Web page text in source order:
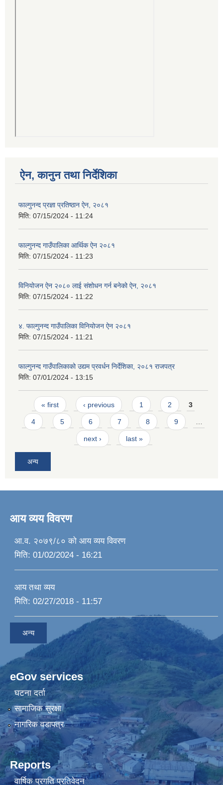
ऐन, कानुन तथा निर्देशिका
फाल्गुनन्द प्रज्ञा प्रतिष्ठान ऐन, २०८१
मिति: 07/15/2024 - 11:24
फाल्गुनन्द गाउँपालिका आर्थिक ऐन २०८१
मिति: 07/15/2024 - 11:23
विनियोजन ऐन २०८० लाई संशोधन गर्न बनेको ऐन, २०८१
मिति: 07/15/2024 - 11:22
४. फाल्गुनन्द गाउँपालिका विनियोजन ऐन २०८१
मिति: 07/15/2024 - 11:21
फाल्गुनन्द गाउँपालिकाको उद्यम प्रवर्धन निर्देशिका, २०८१ राजपत्र
मिति: 07/01/2024 - 13:15
Pages
« first ‹ previous 1 2 3
4 5 6 7 8 9
next › last »
अन्य
आय व्यय विवरण
आ.व. २०७९/८० को आय व्यय विवरण
मिति: 01/02/2024 - 16:21
आय तथा व्यय
मिति: 02/27/2018 - 11:57
अन्य
eGov services
घटना दर्ता
सामाजिक सुरक्षा
नागरिक वडापत्र
Reports
वार्षिक प्रगति प्रतिवेदन